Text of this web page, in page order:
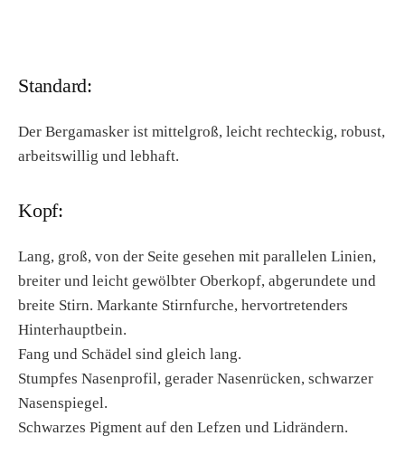
Standard:
Der Bergamasker ist mittelgroß, leicht rechteckig, robust,
arbeitswillig und lebhaft.
Kopf:
Lang, groß, von der Seite gesehen mit parallelen Linien,
breiter und leicht gewölbter Oberkopf, abgerundete und
breite Stirn. Markante Stirnfurche, hervortretenders
Hinterhauptbein.
Fang und Schädel sind gleich lang.
Stumpfes Nasenprofil, gerader Nasenrücken, schwarzer
Nasenspiegel.
Schwarzes Pigment auf den Lefzen und Lidrändern.